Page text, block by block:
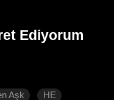
Ediyorum
Aşk HE